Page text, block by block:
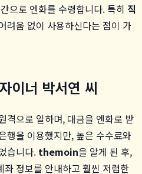
으로 엔화를 수령합니다. 특히 직
려움 없이 사용하신다는 점이 가
이너 박서연 씨
격으로 일하며, 대금을 엔화로 받
행을 이용했지만, 높은 수수료와
습니다. themoin을 알게 된 후,
정보를 안내하고 훨씬 저렴한